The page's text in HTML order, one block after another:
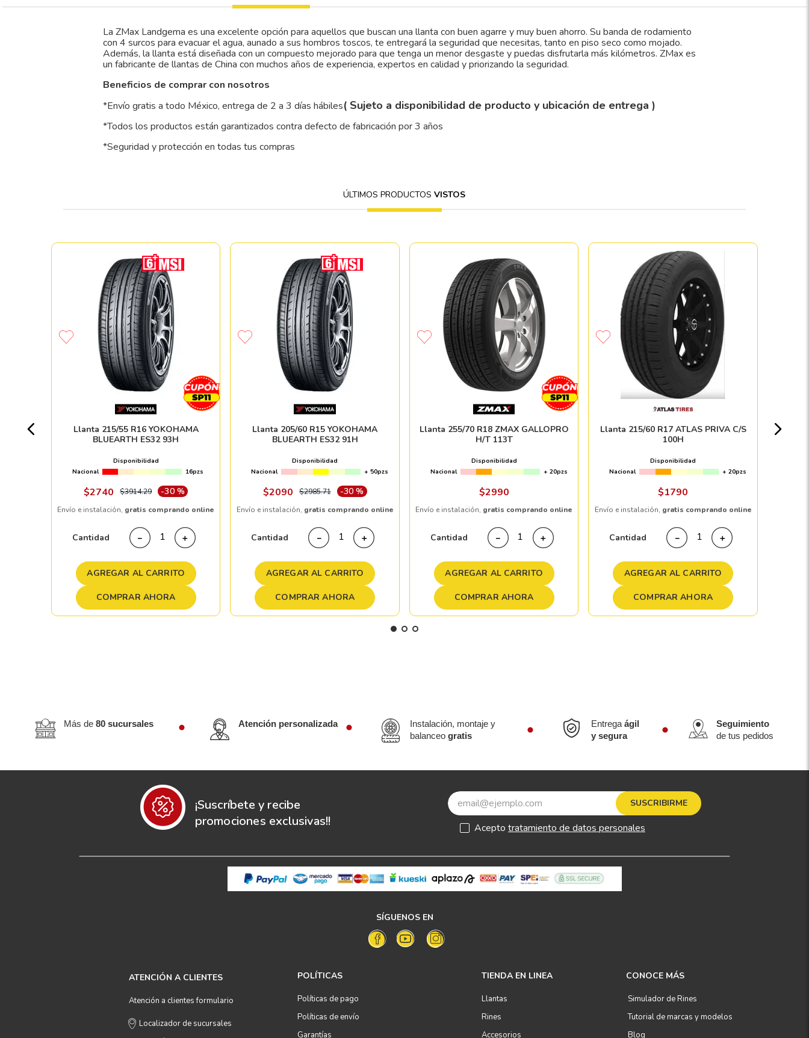
La ZMax Landgema es una excelente opción para aquellos que buscan una llanta con buen agarre y muy buen ahorro. Su banda de rodamiento
con 4 surcos para evacuar el agua, aunado a sus hombros toscos, te entregará la seguridad que necesitas, tanto en piso seco como mojado.
Además, la llanta está diseñada con un compuesto mejorado para que tenga un menor desgaste y puedas disfrutarla más kilómetros. ZMax es
un fabricante de llantas de China con muchos años de experiencia, expertos en calidad y priorizando la seguridad.
Beneficios de comprar con nosotros
*Envío gratis a todo México, entrega de 2 a 3 días hábiles( Sujeto a disponibilidad de producto y ubicación de entrega )
*Todos los productos están garantizados contra defecto de fabricación por 3 años
*Seguridad y protección en todas tus compras
ÚLTIMOS PRODUCTOSVISTOS
Llanta 215/55 R16 YOKOHAMA
BLUEARTH ES32 93H
Disponibilidad
Nacional
16pzs
$2740 $3914.29 -30 %
Envío e instalación, gratis comprando online
Cantidad ＋
－
AGREGAR AL CARRITO
COMPRAR AHORA
Llanta 205/60 R15 YOKOHAMA
BLUEARTH ES32 91H
Disponibilidad
Nacional
+ 50pzs
$2090 $2985.71 -30 %
Envío e instalación, gratis comprando online
Cantidad ＋
－
AGREGAR AL CARRITO
COMPRAR AHORA
Llanta 255/70 R18 ZMAX GALLOPRO
H/T 113T
Disponibilidad
Nacional
+ 20pzs
$2990
Envío e instalación, gratis comprando online
Cantidad ＋
－
AGREGAR AL CARRITO
COMPRAR AHORA
Llanta 215/60 R17 ATLAS PRIVA C/S
100H
Disponibilidad
Nacional
+ 20pzs
$1790
Envío e instalación, gratis comprando online
Cantidad ＋
－
AGREGAR AL CARRITO
COMPRAR AHORA
Más de 80 sucursales Atención personalizada
Instalación, montaje y
balanceogratis
Entregaágil
y segura
Seguimiento
de tus pedidos
¡Suscríbete y recibe
promociones exclusivas!!
SUSCRIBIRME
Acepto tratamiento de datos personales
SÍGUENOS EN
ATENCIÓN A CLIENTES
Atención a clientes formulario
Localizador de sucursales
POLÍTICAS
Políticas de pago
Políticas de envío
Garantías
TIENDA EN LINEA
Llantas
Rines
Accesorios
CONOCE MÁS
Simulador de Rines
Tutorial de marcas y modelos
Blog